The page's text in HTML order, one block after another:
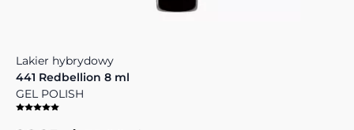
Lakier hybrydowy
441 Redbellion 8 ml
GEL POLISH